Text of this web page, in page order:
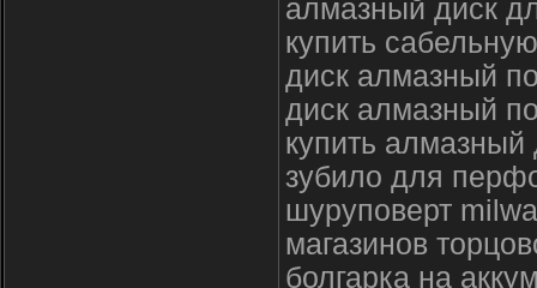
алмазный диск
купить
диск алмазный
диск алмазный
купить алмазный
зубило для
шуруповерт
магазинов
болгарка на